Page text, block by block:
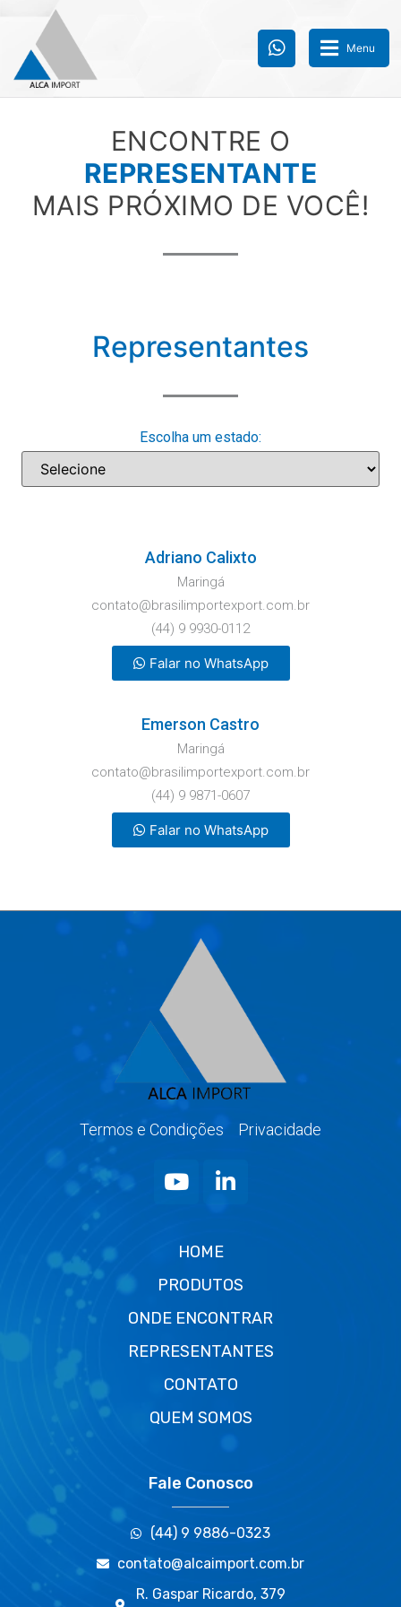
Menu
ENCONTRE O
REPRESENTANTE
MAIS PRÓXIMO DE VOCÊ!
Representantes
Escolha um estado:
Adriano Calixto
Maringá
contato@brasilimportexport.com.br
(44) 9 9930-0112
Falar no WhatsApp
Emerson Castro
Maringá
contato@brasilimportexport.com.br
(44) 9 9871-0607
Falar no WhatsApp
Termos e Condições Privacidade
HOME
PRODUTOS
ONDE ENCONTRAR
REPRESENTANTES
CONTATO
QUEM SOMOS
Fale Conosco
(44) 9 9886-0323
contato@alcaimport.com.br
R. Gaspar Ricardo, 379